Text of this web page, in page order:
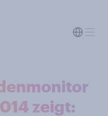
zeigt: